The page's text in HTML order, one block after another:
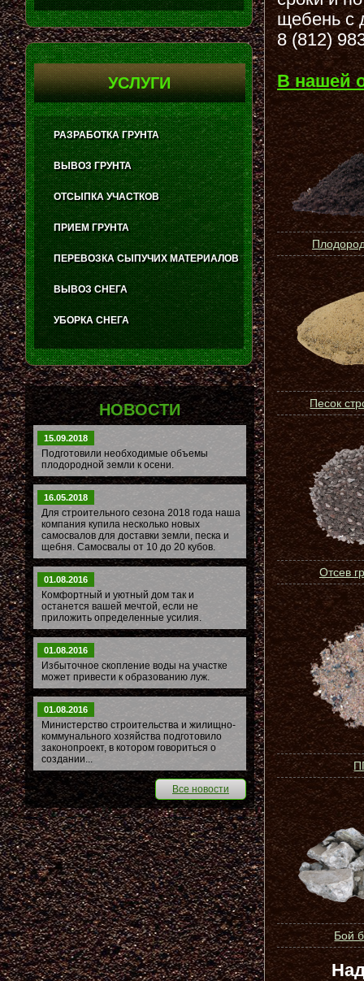
щебень с
8 (812)
В нашей
Песок
Отсев
Бой
УСЛУГИ
РАЗРАБОТКА ГРУНТА
ВЫВОЗ ГРУНТА
ОТСЫПКА УЧАСТКОВ
ПРИЕМ ГРУНТА
ПЕРЕВОЗКА СЫПУЧИХ МАТЕРИАЛОВ
ВЫВОЗ СНЕГА
УБОРКА СНЕГА
НОВОСТИ
15.09.2018
Подготовили необходимые объемы
плодородной земли к осени.
16.05.2018
Для строительного сезона 2018 года наша
компания купила несколько новых
самосвалов для доставки земли, песка и
щебня. Самосвалы от 10 до 20 кубов.
01.08.2016
Комфортный и уютный дом так и
останется вашей мечтой, если не
приложить определенные усилия.
01.08.2016
Избыточное скопление воды на участке
может привести к образованию луж.
01.08.2016
Министерство строительства и жилищно-
коммунального хозяйства подготовило
законопроект, в котором говориться о
создании...
Все новости